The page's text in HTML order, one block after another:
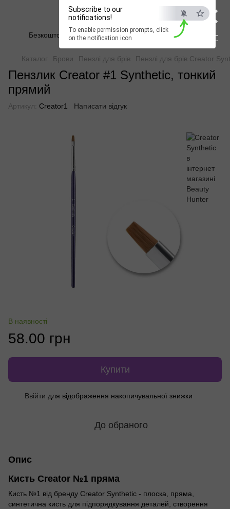
×
ESC
Subscribe to our
notifications!
To enable permission prompts, click
on the notification icon
Beauty Hunter
Безкоштовна доставка при замовленні від 2500 грн
Каталог Брови Пензлі для брів Пензлі для брів Creator
Пензлик Creator #1 Synthetic, тонкий
прямий
Артикул: Creator1 Написати відгук
В наявності
58.00 грн
Купити
Ввійти для відображення накопичувальної знижки
До обраного
Опис
Кисть Creator №1 пряма
Кисть №1 від бренду Creator Synthetic - плоска, пряма,
синтетична кисть для підпорядкування деталей, створення